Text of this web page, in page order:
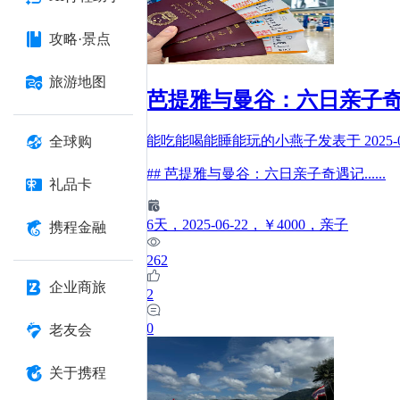
攻略·景点
旅游地图
全球购
礼品卡
携程金融
企业商旅
老友会
关于携程
芭提雅与曼谷：六日亲子
能吃能喝能睡能玩的小燕子发表于
## 芭提雅与曼谷：六日亲子奇遇记......
6天 ，2025-06-22 ，￥4000 ，亲子
262
2
0